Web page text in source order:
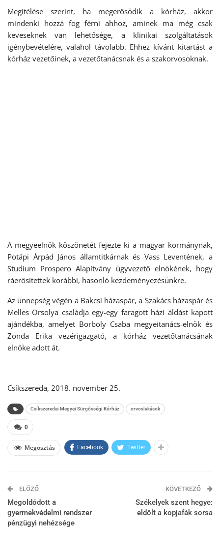
Megítélése szerint, ha megerősödik a kórház, akkor
mindenki hozzá fog férni ahhoz, aminek ma még csak
keveseknek van lehetősége, a klinikai szolgáltatások
igénybevételére, valahol távolabb. Ehhez kívánt kitartást a
kórház vezetőinek, a vezetőtanácsnak és a szakorvosoknak.
A megyeelnök köszönetét fejezte ki a magyar kormánynak,
Potápi Árpád János államtitkárnak és Vass Leventének, a
Studium Prospero Alapítvány ügyvezető elnökének, hogy
ráerősítettek korábbi, hasonló kezdeményezésünkre.
Az ünnepség végén a Bakcsi házaspár, a Szakács házaspár és
Melles Orsolya családja egy-egy faragott házi áldást kapott
ajándékba, amelyet Borboly Csaba megyeitanács-elnök és
Zonda Erika vezérigazgató, a kórház vezetőtanácsának
elnöke adott át.
Csíkszereda, 2018. november 25.
Csíkszeredai Megyei Sürgősségi Kórház orvoslakások
0
Megosztás Facebook Twitter
ELŐZŐ
Megoldódott a
gyermekvédelmi rendszer
pénzügyi nehézsége
KÖVETKEZŐ
Székelyek szent hegye:
eldőlt a kopjafák sorsa